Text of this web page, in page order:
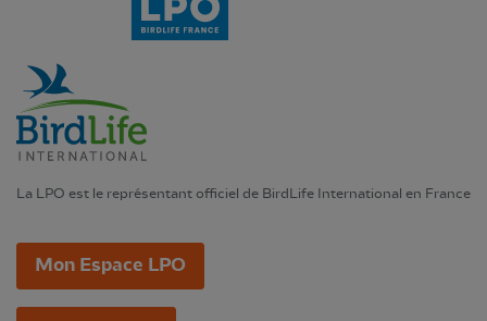
La LPO est le représentant officiel de BirdLife International en France
Mon Espace LPO